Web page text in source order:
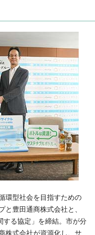
環型社会を目指すための
と豊田通商株式会社と、
する協定」を締結。市が分
株式会社が資源化し、サ